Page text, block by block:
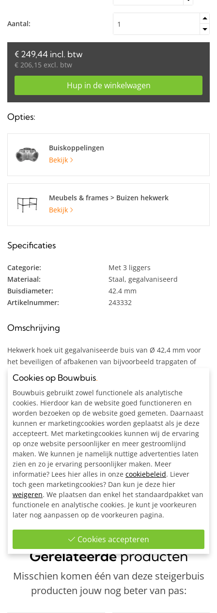
Aantal:
€ 249,44 incl. btw
€ 206,15 excl. btw
Hup in de winkelwagen
Opties:
Buiskoppelingen
Bekijk
Meubels & frames > Buizen hekwerk
Bekijk
Specificaties
Categorie:
Met 3 liggers
Materiaal:
Staal, gegalvaniseerd
Buisdiameter:
42.4 mm
Artikelnummer:
243332
Omschrijving
Hekwerk hoek uit gegalvaniseerde buis van Ø 42,4 mm voor
het beveiligen of afbakenen van bijvoorbeeld trapgaten of
bordessen.
Inclusief:
Alle materialen op maat gezaagd
2x Kniestuk Ø 42,4 mm
2x 3-weg Hoekstuk Ø 42,4 mm
4x Kort T-stuk Ø 42,4 mm
2x Hoekstuk doorlopende staander 90° Ø 42,4 mm
3x Voetplaat ovaal Ø 42,4 mm
1x Inbussleutel voor buiskoppeling Ø 42,4 - Ø 48,3 - Ø
60,3 mm
Bouwtekening
Ook interessant
Gerelateerdeproducten
Misschien komen één van deze steigerbuis
producten jouw nog beter van pas:
Cookies op Bouwbuis.
Bouwbuis gebruikt zowel functionele als analytische
cookies. Hierdoor kan de website goed functioneren en
worden bezoeken op de website goed gemeten. Daarnaast
kunnen er marketingcookies worden geplaatst als je deze
accepteert. Met marketingcookies kunnen wij de ervaring
op onze website persoonlijker en meer gestroomlijnd
maken. We kunnen je namelijk nuttige advertenties laten
zien en zo je ervaring persoonlijker maken. Meer
informatie? Lees hier alles in onze cookiebeleid. Liever
toch geen marketingcookies? Dan kun je deze hier
weigeren. We plaatsen dan enkel het standaardpakket van
functionele en analytische cookies. Je kunt je voorkeuren
later nog aanpassen op de voorkeuren pagina.
Cookies accepteren